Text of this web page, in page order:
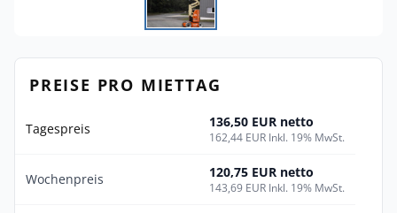
PREISE PRO MIETTAG
Tagespreis 136,50 EUR netto
162,44 EUR Inkl. 19% MwSt.
Wochenpreis 120,75 EUR netto
143,69 EUR Inkl. 19% MwSt.